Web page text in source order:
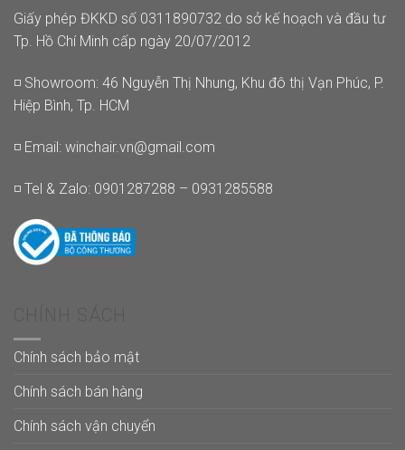
Giấy phép ĐKKD số 0311890732 do sở kế hoạch và đầu tư
Tp. Hồ Chí Minh cấp ngày 20/07/2012
◽ Showroom: 46 Nguyễn Thị Nhung, Khu đô thị Vạn Phúc, P.
Hiệp Bình, Tp. HCM
◽ Email: winchair.vn@gmail.com
◽ Tel & Zalo: 0901287288 – 0931285588
Chính sách bảo mật
Chính sách bán hàng
Chính sách vận chuyển